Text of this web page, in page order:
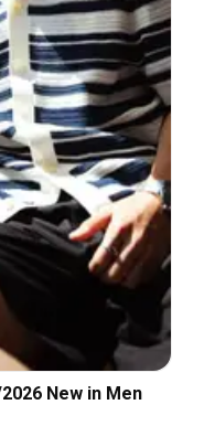
New in Men